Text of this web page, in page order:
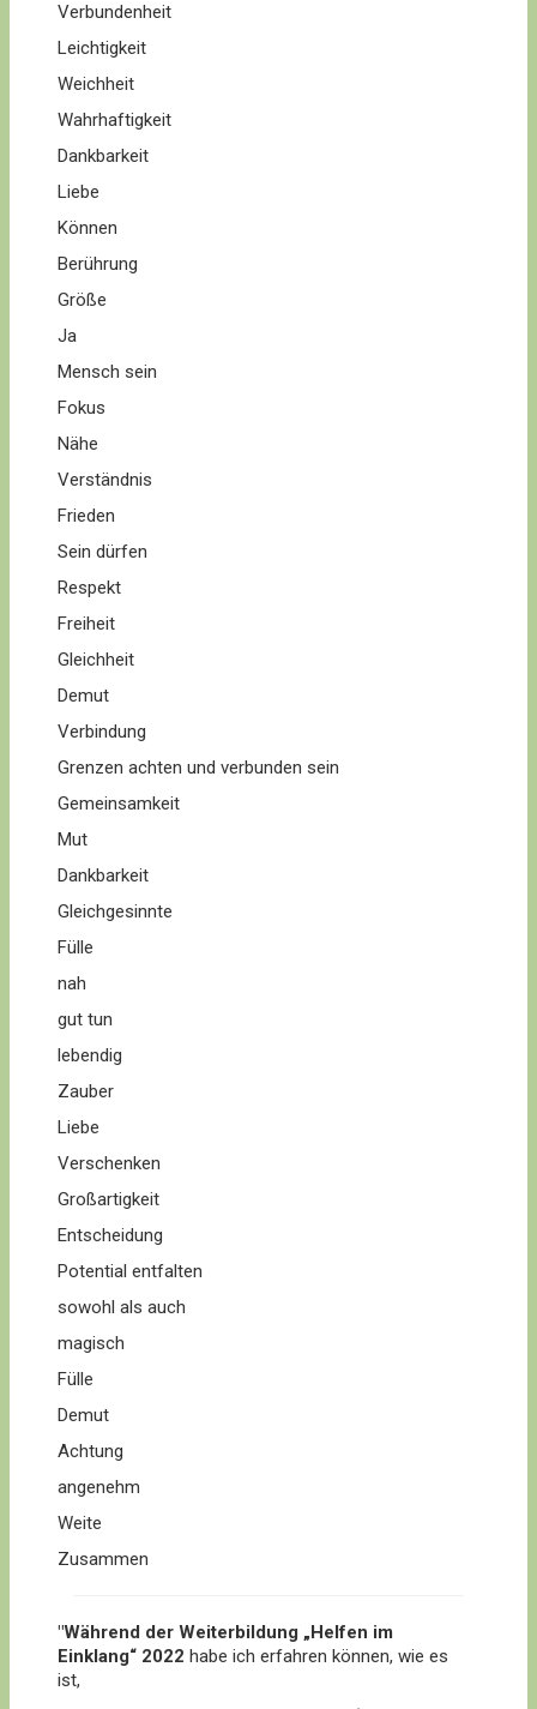
Verbundenheit
Leichtigkeit
Weichheit
Wahrhaftigkeit
Dankbarkeit
Liebe
Können
Berührung
Größe
Ja
Mensch sein
Fokus
Nähe
Verständnis
Frieden
Sein dürfen
Respekt
Freiheit
Gleichheit
Demut
Verbindung
Grenzen achten und verbunden sein
Gemeinsamkeit
Mut
Dankbarkeit
Gleichgesinnte
Fülle
nah
gut tun
lebendig
Zauber
Liebe
Verschenken
Großartigkeit
Entscheidung
Potential entfalten
sowohl als auch
magisch
Fülle
Demut
Achtung
angenehm
Weite
Zusammen
"Während der Weiterbildung „Helfen im
Einklang“ 2022 habe ich erfahren können, wie es
ist,